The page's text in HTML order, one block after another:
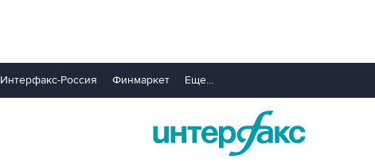
Интерфакс-Россия Финмаркет Еще...